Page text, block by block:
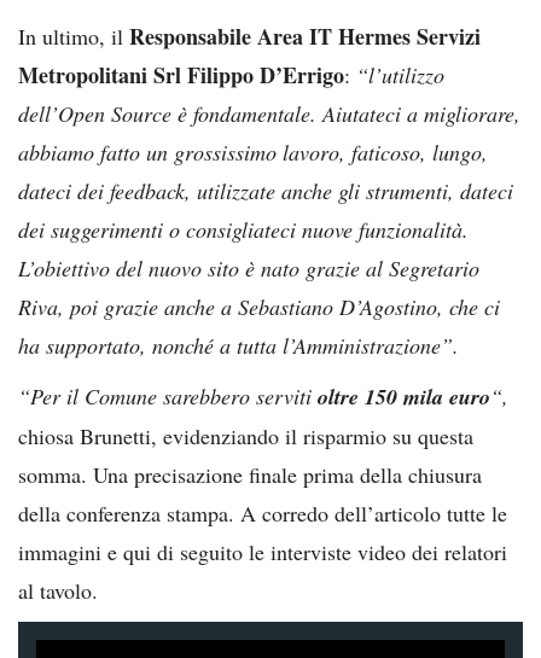
In ultimo, il Responsabile Area IT Hermes Servizi
Metropolitani Srl Filippo D’Errigo: “l’utilizzo
dell’Open Source è fondamentale. Aiutateci a migliorare,
abbiamo fatto un grossissimo lavoro, faticoso, lungo,
dateci dei feedback, utilizzate anche gli strumenti, dateci
dei suggerimenti o consigliateci nuove funzionalità.
L’obiettivo del nuovo sito è nato grazie al Segretario
Riva, poi grazie anche a Sebastiano D’Agostino, che ci
ha supportato, nonché a tutta l’Amministrazione”.
“Per il Comune sarebbero serviti oltre 150 mila euro“,
chiosa Brunetti, evidenziando il risparmio su questa
somma. Una precisazione finale prima della chiusura
della conferenza stampa. A corredo dell’articolo tutte le
immagini e qui di seguito le interviste video dei relatori
al tavolo.